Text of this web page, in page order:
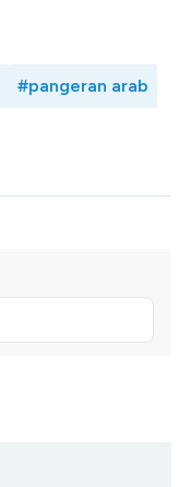
#pangeran arab